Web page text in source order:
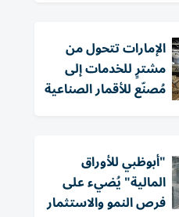
الإمارات تتحول من
مشترٍ للخدمات إلى
مُصنّع للأقمار الصناعية
"أبوظبي للأوراق
المالية" يُضيء على
فرص النمو والاستثمار